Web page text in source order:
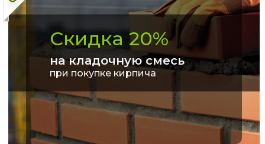
Скидка 20%
на кладочную смесь
при покупке кирпича